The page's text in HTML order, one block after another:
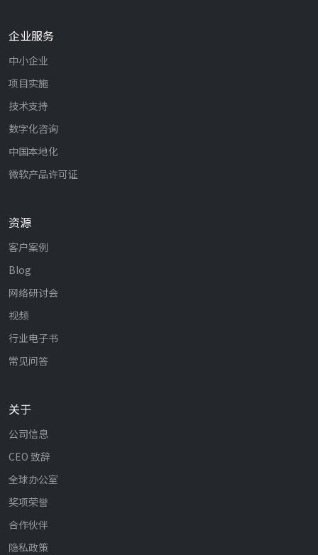
企业服务
中小企业
项目实施
技术支持
数字化咨询
中国本地化
微软产品许可证
资源
客户案例
Blog
网络研讨会
视频
行业电子书
常见问答
关于
公司信息
CEO 致辞
全球办公室
奖项荣誉
合作伙伴
隐私政策